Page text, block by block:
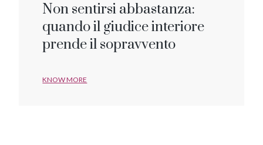
Non sentirsi abbastanza:
quando il giudice interiore
prende il sopravvento
KNOW MORE